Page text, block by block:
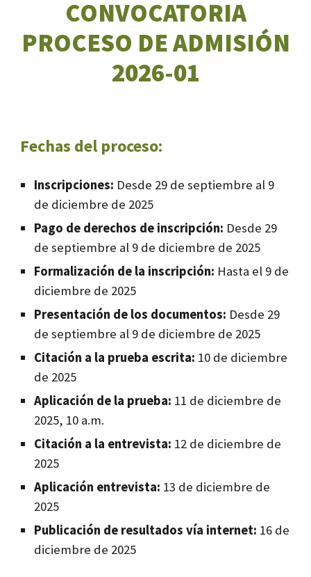
CONVOCATORIA
PROCESO DE ADMISIÓN
2026-01
Fechas del proceso:
Inscripciones: Desde 29 de septiembre al 9
de diciembre de 2025
Pago de derechos de inscripción: Desde 29
de septiembre al 9 de diciembre de 2025
Formalización de la inscripción: Hasta el 9 de
diciembre de 2025
Presentación de los documentos: Desde 29
de septiembre al 9 de diciembre de 2025
Citación a la prueba escrita: 10 de diciembre
de 2025
Aplicación de la prueba: 11 de diciembre de
2025, 10 a.m.
Citación a la entrevista: 12 de diciembre de
2025
Aplicación entrevista: 13 de diciembre de
2025
Publicación de resultados vía internet: 16 de
diciembre de 2025